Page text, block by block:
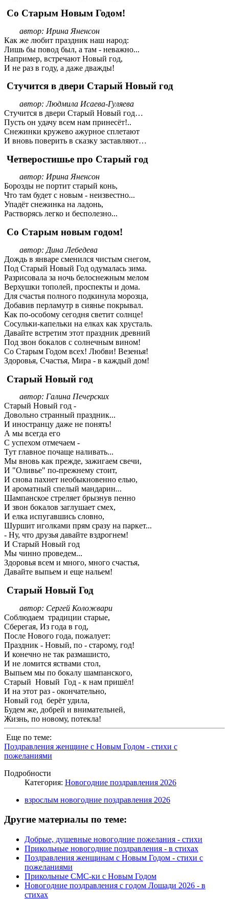
Со Старым Новым Годом!
автор: Ирина Яненсон
Как же любит праздник наш народ:
Лишь бы повод был, а там - неважно...
Например, встречают Новый год,
И не раз в году, а даже дважды!
Стучится в двери Старый Новый год
автор: Людмила Исаева-Гуляева
Стучится в двери Старый Новый год…
Пусть он удачу всем нам принесёт!..
Снежинки кружево ажурное сплетают
И вновь поверить в сказку заставляют…
Четверостишье про Старый год
автор: Ирина Яненсон
Борозды не портит старый конь,
Что там будет с новым - неизвестно...
Упадёт снежинка на ладонь,
Растворясь легко и бесполезно...
Со Старым новым годом!
автор: Дина Лебедева
Дождь в январе сменился чистым снегом,
Под Старый Новый Год одумалась зима.
Разрисовала за ночь белоснежным мелом
Верхушки тополей, проспекты и дома.
Для счастья полного подкинула морозца,
Добавив перламутр в сиянье покрывал.
Как по-особому сегодня светит солнце!
Сосульки-капельки на елках как хрусталь.
Давайте встретим этот праздник древний
Под звон бокалов с солнечным вином!
Со Старым Годом всех! Любви! Везенья!
Здоровья, Счастья, Мира - в каждый дом!
Старый Новый год
автор: Галина Печерских
Старый Новый год -
Довольно странный праздник...
И иностранцу даже не понять!
А мы всегда его
С успехом отмечаем -
Тут главное почаще наливать...
Мы вновь как прежде, зажигаем свечи,
И "Оливье" по-прежнему стоит,
И снова пахнет необыкновенно елью,
И ароматный спелый мандарин...
Шампанское стреляет брызнув пенно
И звон бокалов заглушает смех,
И елка испугавшись словно,
Шуршит иголками прям сразу на паркет...
- Ну, что друзья давайте вздрогнем!
И Старый Новый год
Мы чинно проведем...
Здоровья всем и много, много счастья,
Давайте выпьем и еще нальем!
Старый Новый Год
автор: Сергей Коложвари
Соблюдаем традиции старые,
Сберегая, Из года в год,
После Нового года, пожалует:
Праздник - Новый, по - старому, год!
И конечно не так размашисто,
И не ломится яствами стол,
Выпьем мы по бокалу шампанского,
Старый Новый Год - к нам пришёл!
И на этот раз - окончательно,
Новый год берёт удила,
Будем же, добрей и внимательней,
Жизнь, по новому, потекла!
Еще по теме:
Поздравления женщине с Новым Годом - стихи с
пожеланиями
Подробности
Категория: Новогодние поздравления 2026
взрослым новогодние поздравления 2026
Другие материалы по теме:
Добрые, душевные новогодние пожелания - стихи
Прикольные новогодние поздравления - в стихах
Поздравления женщинам с Новым Годом - стихи с
пожеланиями
Прикольные СМС-ки с Новым Годом
Новогодние поздравления с годом Лошади 2026 - в
стихах